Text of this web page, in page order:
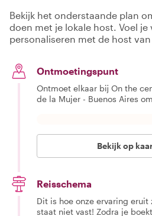
Bekijk het onderstaande plan
doen met je lokale host. Voel
personaliseren met de host van
Ontmoetingspunt
Ontmoet elkaar bij On the
de la Mujer - Buenos Aires
Bekijk op
Reisschema
Dit is hoe onze ervaring eruit
staat niet vast! Zodra je